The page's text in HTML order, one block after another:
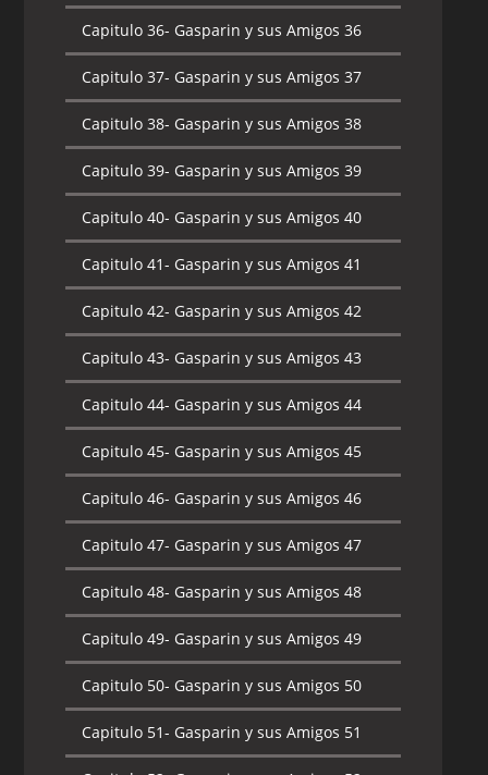
Capitulo 36- Gasparin y sus Amigos 36
Capitulo 37- Gasparin y sus Amigos 37
Capitulo 38- Gasparin y sus Amigos 38
Capitulo 39- Gasparin y sus Amigos 39
Capitulo 40- Gasparin y sus Amigos 40
Capitulo 41- Gasparin y sus Amigos 41
Capitulo 42- Gasparin y sus Amigos 42
Capitulo 43- Gasparin y sus Amigos 43
Capitulo 44- Gasparin y sus Amigos 44
Capitulo 45- Gasparin y sus Amigos 45
Capitulo 46- Gasparin y sus Amigos 46
Capitulo 47- Gasparin y sus Amigos 47
Capitulo 48- Gasparin y sus Amigos 48
Capitulo 49- Gasparin y sus Amigos 49
Capitulo 50- Gasparin y sus Amigos 50
Capitulo 51- Gasparin y sus Amigos 51